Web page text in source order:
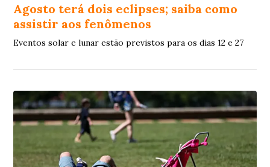
Agosto terá dois eclipses; saiba como
assistir aos fenômenos
Eventos solar e lunar estão previstos para os dias 12 e 27